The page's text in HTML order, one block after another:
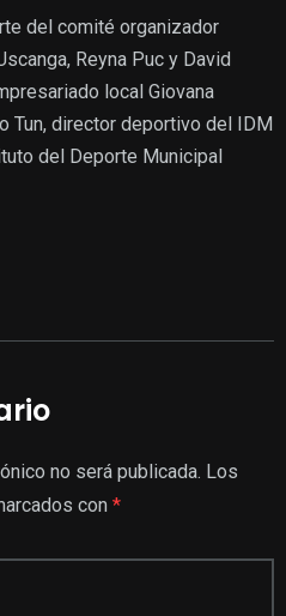
del comité organizador
Reyna Puc y David
local Giovana
Tun, director deportivo del IDM
del Deporte Municipal
no será publicada. Los
con *